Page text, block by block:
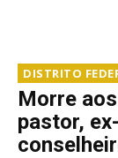
DISTRITO
Morre
pastor,